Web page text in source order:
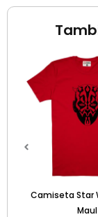
Camiseta
Gasly